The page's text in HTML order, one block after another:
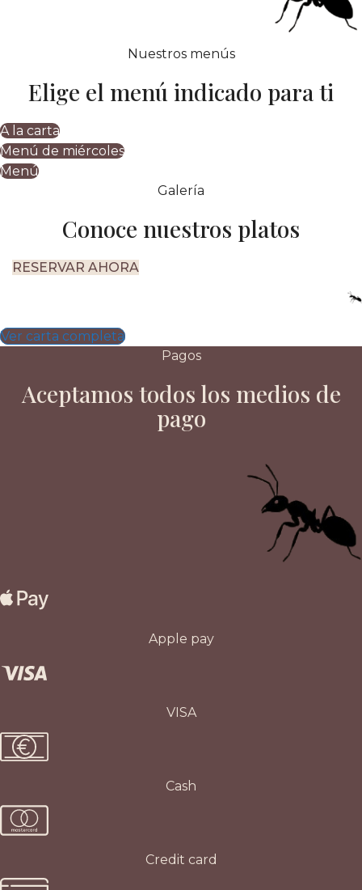
Nuestros menús
Elige el menú indicado para ti
A la carta
Menú de miércoles
Menú
Galería
Conoce nuestros platos
RESERVAR AHORA
Ver carta completa
Pagos
Aceptamos todos los medios de
pago
Apple pay
VISA
Cash
Credit card